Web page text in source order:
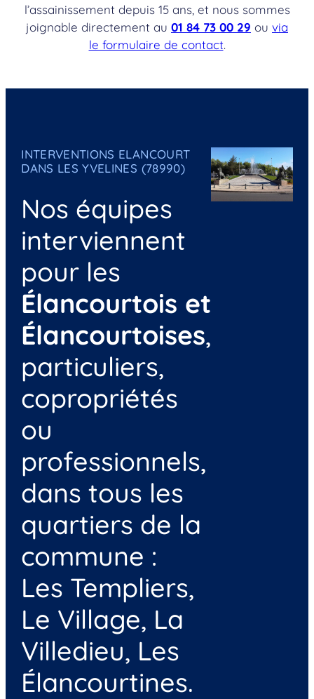
l’assainissement depuis 15 ans, et nous sommes
joignable directement au 01 84 73 00 29 ou via
le formulaire de contact.
INTERVENTIONS ELANCOURT
DANS LES YVELINES (78990)
Nos équipes
interviennent
pour les
Élancourtois et
Élancourtoises,
particuliers,
copropriétés
ou
professionnels,
dans tous les
quartiers de la
commune :
Les Templiers,
Le Village, La
Villedieu, Les
Élancourtines.